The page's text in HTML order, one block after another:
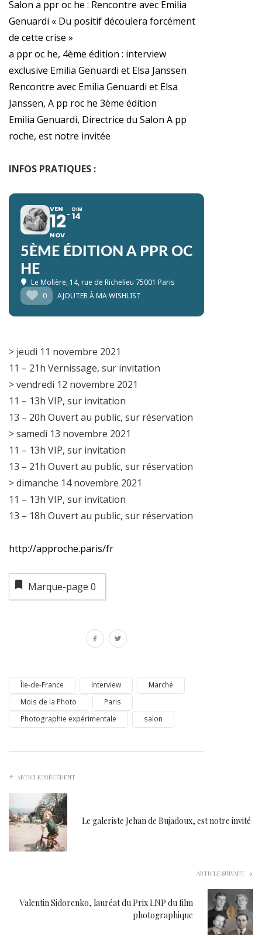
Salon a ppr oc he : Rencontre avec Emilia
Genuardi « Du positif découlera forcément
de cette crise »
a ppr oc he, 4ème édition : interview
exclusive Emilia Genuardi et Elsa Janssen
Rencontre avec Emilia Genuardi et Elsa
Janssen, A pp roc he 3ème édition
Emilia Genuardi, Directrice du Salon A pp
roche, est notre invitée
INFOS PRATIQUES :
VEN
12
NOV
DIM
14
5ÈME ÉDITION A PPR OC
HE
Le Molière, 14, rue de Richelieu 75001 Paris
0
AJOUTER À MA WISHLIST
> jeudi 11 novembre 2021
11 – 21h Vernissage, sur invitation
> vendredi 12 novembre 2021
11 – 13h VIP, sur invitation
13 – 20h Ouvert au public, sur réservation
> samedi 13 novembre 2021
11 – 13h VIP, sur invitation
13 – 21h Ouvert au public, sur réservation
> dimanche 14 novembre 2021
11 – 13h VIP, sur invitation
13 – 18h Ouvert au public, sur réservation
http://approche.paris/fr
Marque-page 0
Île-de-France Interview
Marché
Mois de la Photo
Paris
Photographie expérimentale
salon
ARTICLE PRÉCÉDENT
Le galeriste Jehan de Bujadoux, est notre invité
ARTICLE SUIVANT
Valentin Sidorenko, lauréat du Prix LNP du film
photographique